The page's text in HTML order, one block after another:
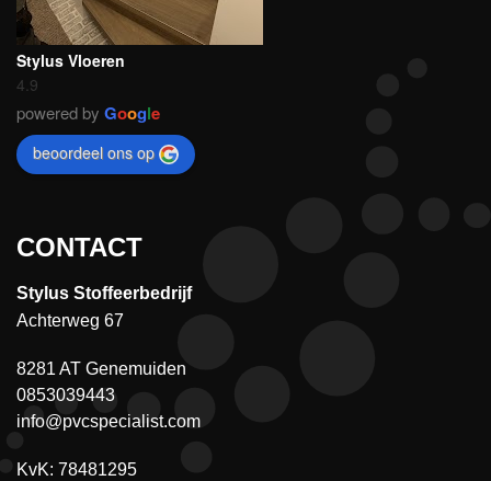
Stylus Vloeren
4.9
powered by Google
beoordeel ons op
CONTACT
Stylus Stoffeerbedrijf
Achterweg 67
8281 AT Genemuiden
0853039443
info@pvcspecialist.com
KvK: 78481295